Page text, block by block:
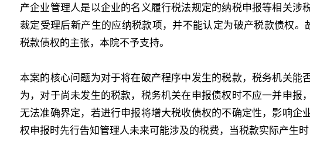
产企业管理人是以企业的名义履行税法规定的纳税申报等相关涉
裁定受理后新产生的应纳税款项，并不能认定为破产税款债权
税款债权的主张，本院不予支持。
本案的核心问题为对于将在破产程序中发生的税款，税务机关能
为，对于尚未发生的税款，税务机关在申报债权时不应一并申报
无法准确界定，若进行申报将增大税收债权的不确定性，影响企
权申报时先行告知管理人未来可能涉及的税费，当税款实际产生时